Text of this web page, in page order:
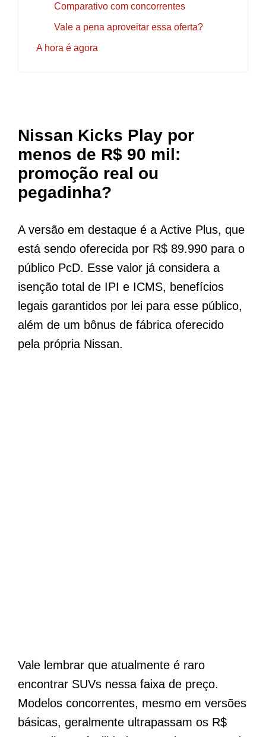
Comparativo com concorrentes
Vale a pena aproveitar essa oferta?
A hora é agora
Nissan Kicks Play por
menos de R$ 90 mil:
promoção real ou
pegadinha?
A versão em destaque é a Active Plus, que
está sendo oferecida por R$ 89.990 para o
público PcD. Esse valor já considera a
isenção total de IPI e ICMS, benefícios
legais garantidos por lei para esse público,
além de um bônus de fábrica oferecido
pela própria Nissan.
Vale lembrar que atualmente é raro
encontrar SUVs nessa faixa de preço.
Modelos concorrentes, mesmo em versões
básicas, geralmente ultrapassam os R$